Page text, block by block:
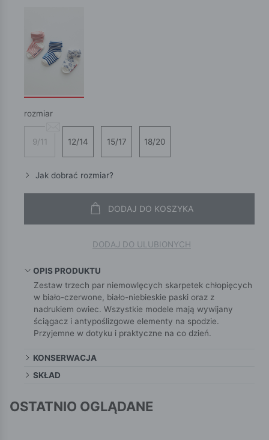
rozmiar
9/11 12/14 15/17 18/20
Jak dobrać rozmiar?
DODAJ DO KOSZYKA
DODAJ DO ULUBIONYCH
OPIS PRODUKTU
Zestaw trzech par niemowlęcych skarpetek chłopięcych
w biało-czerwone, biało-niebieskie paski oraz z
nadrukiem owiec. Wszystkie modele mają wywijany
ściągacz i antypoślizgowe elementy na spodzie.
Przyjemne w dotyku i praktyczne na co dzień.
KONSERWACJA
SKŁAD
OSTATNIO OGLĄDANE